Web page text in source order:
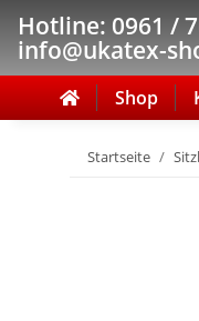
Hotline: 0961 /
info@ukatex-
Shop
Startseite